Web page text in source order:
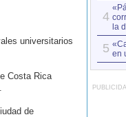
universitarios
Costa Rica
de
4
la
5 en